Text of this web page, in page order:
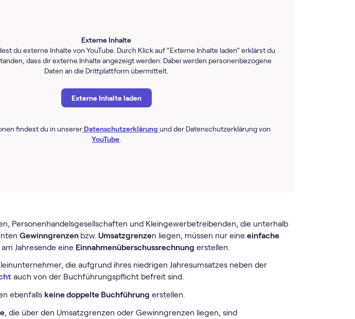
Externe Inhalte
du externe Inhalte von YouTube. Durch Klick auf “Externe Inhalte laden” erklärst du
dass dir externe Inhalte angezeigt werden. Dabei werden personenbezogene
Daten an die Drittplattform übermittelt.
Externe Inhalte laden
findest du in unserer Datenschutzerklärung und der Datenschutzerklärung von
YouTube
Personenhandelsgesellschaften und Kleingewerbetreibenden, die unterhalb
Gewinngrenzen bzw. Umsatzgrenzen liegen, müssen nur eine einfache
Jahresende eine Einnahmenüberschussrechnung erstellen.
die aufgrund ihres niedrigen Jahresumsatzes neben der
auch von der Buchführungspflicht befreit sind.
ebenfalls keine doppelte Buchführung erstellen.
, die über den Umsatzgrenzen oder Gewinngrenzen liegen, sind